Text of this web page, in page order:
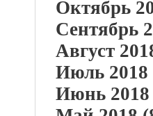
Октябрь
Сентябрь
Август
Июль 2018
Июнь 2018